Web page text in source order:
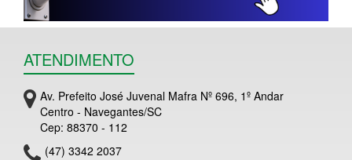
ATENDIMENTO
Av. Prefeito José Juvenal Mafra Nº 696, 1º Andar
Centro - Navegantes/SC
Cep: 88370 - 112
(47) 3342 2037